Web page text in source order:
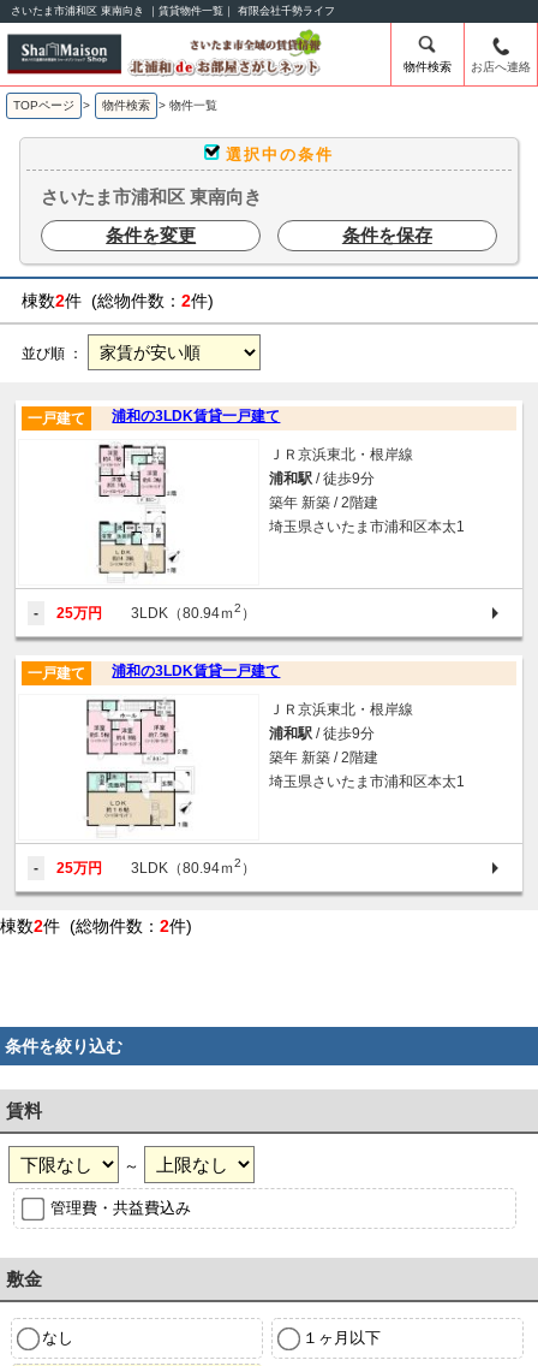
さいたま市浦和区 東南向き ｜賃貸物件一覧｜ 有限会社千勢ライフ
物件検索 お店へ連絡
TOPページ > 物件検索 > 物件一覧
選択中の条件
さいたま市浦和区 東南向き
条件を変更
条件を保存
棟数2件 (総物件数： 2件)
並び順 ：
浦和の3LDK賃貸一戸建て
一戸建て
ＪＲ京浜東北・根岸線
浦和駅 / 徒歩9分
築年 新築 / 2階建
埼玉県さいたま市浦和区本太1
- 25万円 3LDK（80.94ｍ2 ）
浦和の3LDK賃貸一戸建て
一戸建て
ＪＲ京浜東北・根岸線
浦和駅 / 徒歩9分
築年 新築 / 2階建
埼玉県さいたま市浦和区本太1
- 25万円 3LDK（80.94ｍ2 ）
棟数2件 (総物件数： 2件)
条件を絞り込む
賃料
～
管理費・共益費込み
敷金
なし １ヶ月以下